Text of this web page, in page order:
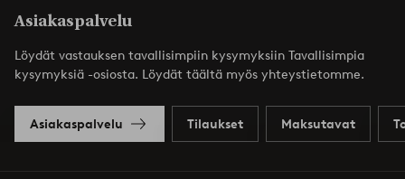
Asiakaspalvelu
Löydät vastauksen tavallisimpiin kysymyksiin Tavallisimpia
kysymyksiä -osiosta. Löydät täältä myös yhteystietomme.
Asiakaspalvelu Tilaukset Maksutavat